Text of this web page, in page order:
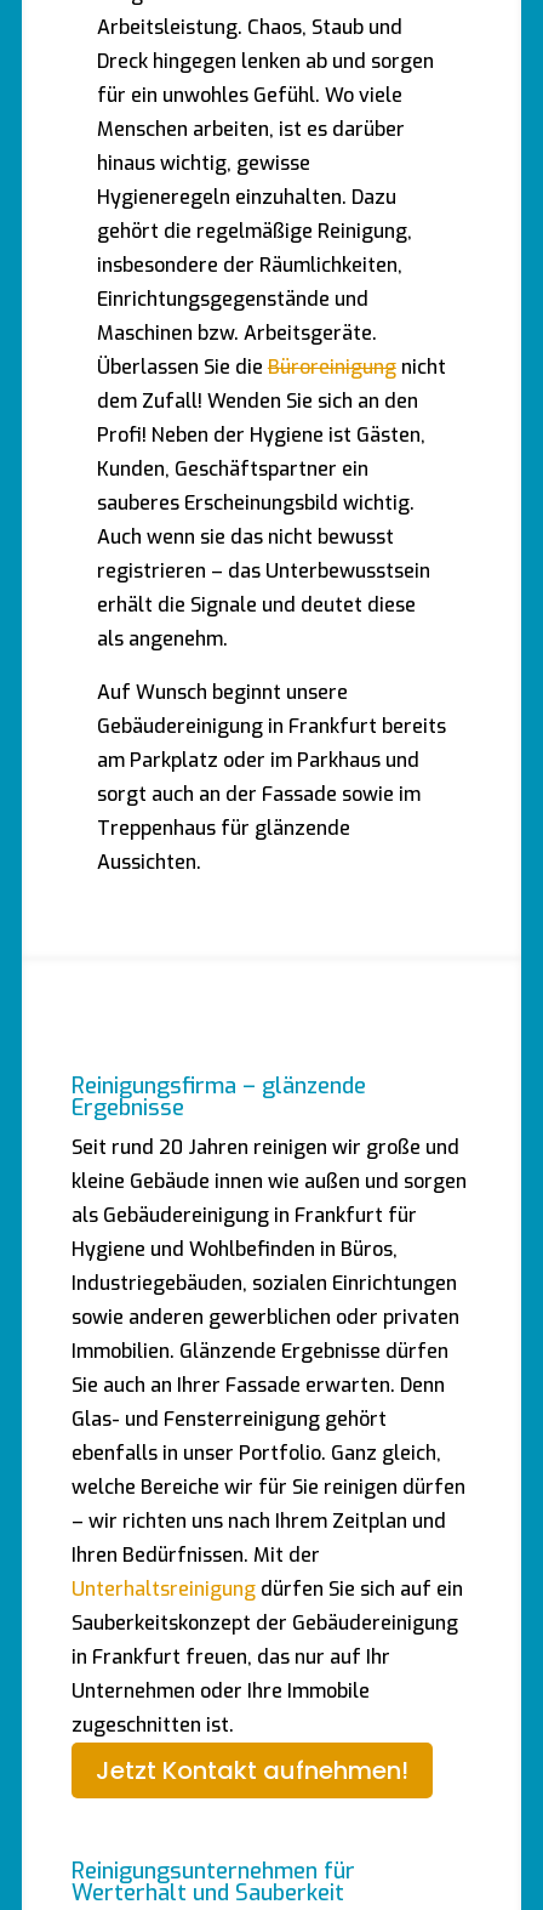
Arbeitsleistung. Chaos, Staub und
Dreck hingegen lenken ab und sorgen
für ein unwohles Gefühl. Wo viele
Menschen arbeiten, ist es darüber
hinaus wichtig, gewisse
Hygieneregeln einzuhalten. Dazu
gehört die regelmäßige Reinigung,
insbesondere der Räumlichkeiten,
Einrichtungsgegenstände und
Maschinen bzw. Arbeitsgeräte.
Überlassen Sie dieBüroreinigungnicht
dem Zufall! Wenden Sie sich an den
Profi! Neben der Hygiene ist Gästen,
Kunden, Geschäftspartner ein
sauberes Erscheinungsbild wichtig.
Auch wenn sie das nicht bewusst
registrieren – das Unterbewusstsein
erhält die Signale und deutet diese
als angenehm.
Auf Wunsch beginnt unsere
Gebäudereinigung in Frankfurt bereits
am Parkplatz oder im Parkhaus und
sorgt auch an der Fassade sowie im
Treppenhaus für glänzende
Aussichten.
Reinigungsfirma – glänzende
Ergebnisse
Seit rund 20 Jahren reinigen wir große und
kleine Gebäude innen wie außen und sorgen
als Gebäudereinigung in Frankfurt für
Hygiene und Wohlbefinden in Büros,
Industriegebäuden, sozialen Einrichtungen
sowie anderen gewerblichen oder privaten
Immobilien. Glänzende Ergebnisse dürfen
Sie auch an Ihrer Fassade erwarten. Denn
Glas- und Fensterreinigung gehört
ebenfalls in unser Portfolio. Ganz gleich,
welche Bereiche wir für Sie reinigen dürfen
– wir richten uns nach Ihrem Zeitplan und
Ihren Bedürfnissen. Mit der
Unterhaltsreinigung dürfen Sie sich auf ein
Sauberkeitskonzept der Gebäudereinigung
in Frankfurt freuen, das nur auf Ihr
Unternehmen oder Ihre Immobile
zugeschnitten ist.
Jetzt Kontakt aufnehmen!
Reinigungsunternehmen für
Werterhalt und Sauberkeit